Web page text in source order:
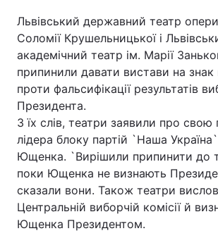
Львівський державний театр
Соломії Крушельницької і
академічний театр ім. Марії
припинили давати вистави на знак
проти фальсифікації результатів
Президента.
З їх слів, театри заявили про свою
лідера блоку партій `Наша
Ющенка. `Вирішили припинити до
поки Ющенка не визнають
сказали вони. Також театри
Центральній виборчій комісії й
Ющенка Президентом.